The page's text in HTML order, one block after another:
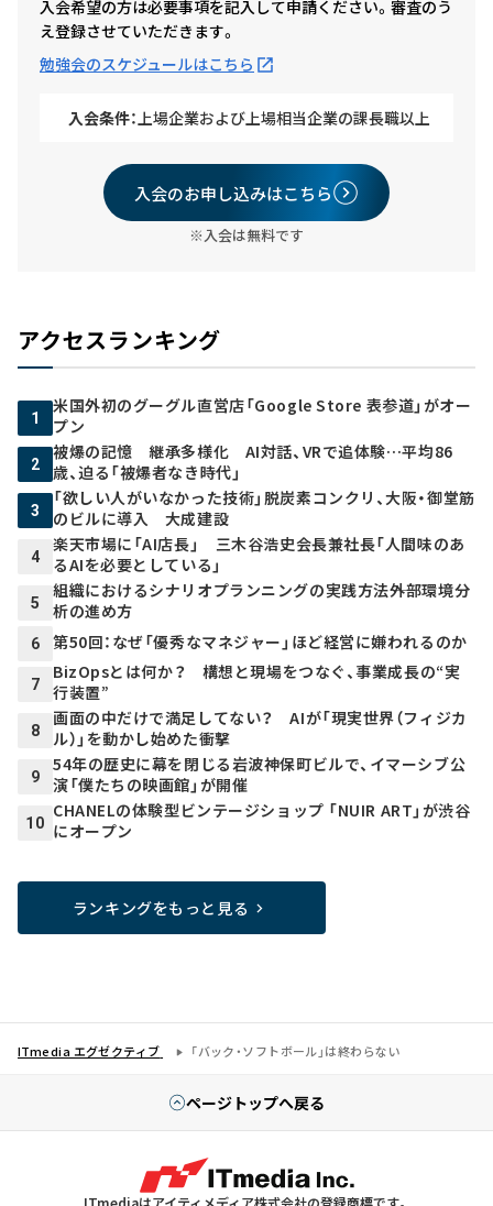
入会希望の方は必要事項を記入して申請ください。審査のう
え登録させていただきます。
勉強会のスケジュールはこちら
入会条件：上場企業および上場相当企業の課長職以上
入会のお申し込みはこちら
※入会は無料です
アクセスランキング
1
米国外初のグーグル直営店「Google Store 表参道」がオー
プン
2
被爆の記憶 継承多様化 AI対話、VRで追体験…平均86
歳、迫る「被爆者なき時代」
3
「欲しい人がいなかった技術」脱炭素コンクリ、大阪・御堂筋
のビルに導入 大成建設
4
楽天市場に「AI店長」 三木谷浩史会長兼社長「人間味のあ
るAIを必要としている」
5
組織におけるシナリオプランニングの実践方法――外部環境分
析の進め方
6 第50回：なぜ「優秀なマネジャー」ほど経営に嫌われるのか
7
BizOpsとは何か？ 構想と現場をつなぐ、事業成長の“実
行装置”
8
画面の中だけで満足してない？ AIが「現実世界（フィジカ
ル）」を動かし始めた衝撃
9
54年の歴史に幕を閉じる岩波神保町ビルで、イマーシブ公
演「僕たちの映画館」が開催
10
CHANELの体験型ビンテージショップ 「NUIR ART」が渋谷
にオープン
ランキングをもっと見る
ITmedia エグゼクティブ 「バック・ソフトボール」は終わらない
ページトップへ戻る